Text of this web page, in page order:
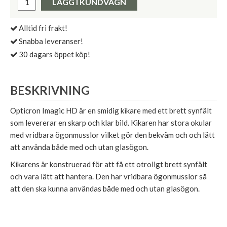
Alltid fri frakt!
Snabba leveranser!
30 dagars öppet köp!
BESKRIVNING
Opticron Imagic HD är en smidig kikare med ett brett synfält
som levererar en skarp och klar bild. Kikaren har stora okular
med vridbara ögonmusslor vilket gör den bekväm och och lätt
att använda både med och utan glasögon.
Kikarens är konstruerad för att få ett otroligt brett synfält
och vara lätt att hantera. Den har vridbara ögonmusslor så
att den ska kunna användas både med och utan glasögon.